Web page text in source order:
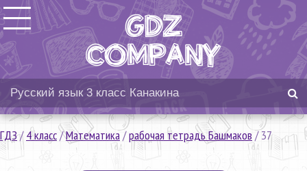
ГДЗ/4 класс/Математика/рабочая тетрадь Башмаков /37